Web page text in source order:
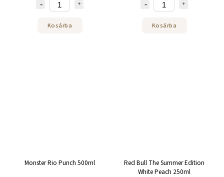
Kosárba Kosárba
Monster Rio Punch 500ml
Red Bull The Summer Edition
White Peach 250ml